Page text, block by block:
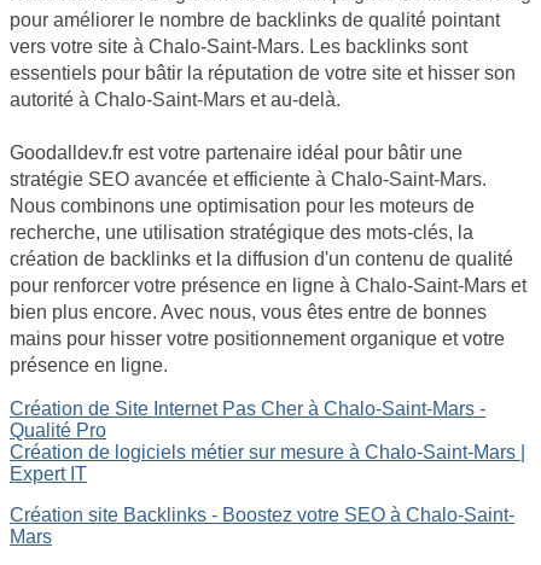
pour améliorer le nombre de backlinks de qualité pointant
vers votre site à Chalo-Saint-Mars. Les backlinks sont
essentiels pour bâtir la réputation de votre site et hisser son
autorité à Chalo-Saint-Mars et au-delà.
Goodalldev.fr est votre partenaire idéal pour bâtir une
stratégie SEO avancée et efficiente à Chalo-Saint-Mars.
Nous combinons une optimisation pour les moteurs de
recherche, une utilisation stratégique des mots-clés, la
création de backlinks et la diffusion d'un contenu de qualité
pour renforcer votre présence en ligne à Chalo-Saint-Mars et
bien plus encore. Avec nous, vous êtes entre de bonnes
mains pour hisser votre positionnement organique et votre
présence en ligne.
Création de Site Internet Pas Cher à Chalo-Saint-Mars -
Qualité Pro
Création de logiciels métier sur mesure à Chalo-Saint-Mars |
Expert IT
Création site Backlinks - Boostez votre SEO à Chalo-Saint-
Mars